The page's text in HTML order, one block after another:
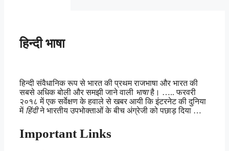
हिन्दी भाषा
हिन्दी संवैधानिक रूप से भारत की प्रथम राजभाषा और भारत की
सबसे अधिक बोली और समझी जाने वाली भाषाहै। ….. फरवरी
२०१८ में एक सर्वेक्षण के हवाले से खबर आयी कि इंटरनेट की दुनिया
में हिंदीने भारतीय उपभोक्ताओं के बीच अंग्रेजी को पछाड़ दिया …
Important Links